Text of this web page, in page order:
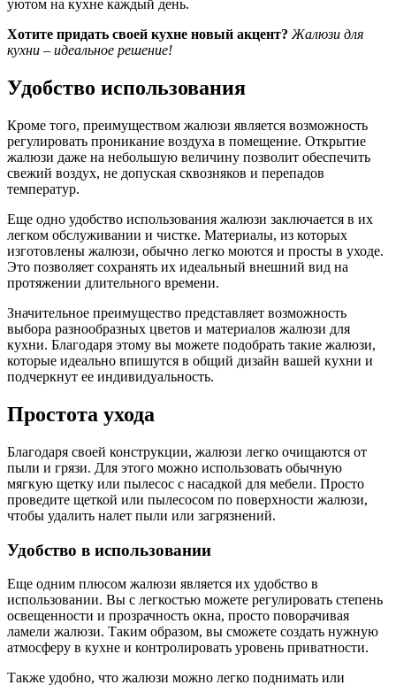
уютом на кухне каждый день.
Хотите придать своей кухне новый акцент? Жалюзи для
кухни – идеальное решение!
Удобство использования
Кроме того, преимуществом жалюзи является возможность
регулировать проникание воздуха в помещение. Открытие
жалюзи даже на небольшую величину позволит обеспечить
свежий воздух, не допуская сквозняков и перепадов
температур.
Еще одно удобство использования жалюзи заключается в их
легком обслуживании и чистке. Материалы, из которых
изготовлены жалюзи, обычно легко моются и просты в уходе.
Это позволяет сохранять их идеальный внешний вид на
протяжении длительного времени.
Значительное преимущество представляет возможность
выбора разнообразных цветов и материалов жалюзи для
кухни. Благодаря этому вы можете подобрать такие жалюзи,
которые идеально впишутся в общий дизайн вашей кухни и
подчеркнут ее индивидуальность.
Простота ухода
Благодаря своей конструкции, жалюзи легко очищаются от
пыли и грязи. Для этого можно использовать обычную
мягкую щетку или пылесос с насадкой для мебели. Просто
проведите щеткой или пылесосом по поверхности жалюзи,
чтобы удалить налет пыли или загрязнений.
Удобство в использовании
Еще одним плюсом жалюзи является их удобство в
использовании. Вы с легкостью можете регулировать степень
освещенности и прозрачность окна, просто поворачивая
ламели жалюзи. Таким образом, вы сможете создать нужную
атмосферу в кухне и контролировать уровень приватности.
Также удобно, что жалюзи можно легко поднимать или